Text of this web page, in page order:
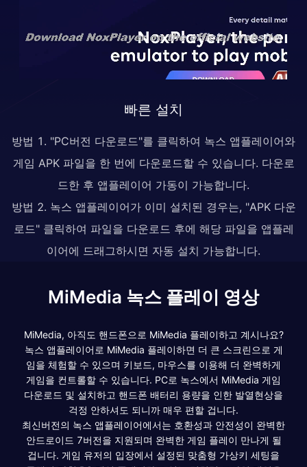
빠른 설치
방법 1. "PC버전 다운로드"를 클릭하여 녹스 앱플레이어와
게임 APK 파일을 한 번에 다운로드할 수 있습니다. 다운로
드한 후 앱플레이어 가동이 가능합니다.
방법 2. 녹스 앱플레이어가 이미 설치된 경우는, "APK 다운
로드" 클릭하여 파일을 다운로드 후에 해당 파일을 앱플레
이어에 드래그하시면 자동 설치 가능합니다.
MiMedia 녹스 플레이 영상
MiMedia, 아직도 핸드폰으로 MiMedia 플레이하고 계시나요?
녹스 앱플레이어로 MiMedia 플레이하면 더 큰 스크린으로 게
임을 체험할 수 있으며 키보드, 마우스를 이용해 더 완벽하게
게임을 컨트롤할 수 있습니다. PC로 녹스에서 MiMedia 게임
다운로드 및 설치하고 핸드폰 배터리 용량을 인한 발열현상을
걱정 안하셔도 되니까 매우 편할 겁니다.
최신버전의 녹스 앱플레이어에서는 호환성과 안전성이 완벽한
안드로이드 7버전을 지원되며 완벽한 게임 플레이 만나게 될
겁니다. 게임 유저의 입장에서 설정된 맞춤형 가상키 세팅을